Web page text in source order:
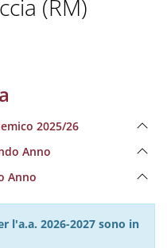
(RM)
2025/26
Anno
Anno
l'a.a. 2026-2027 sono in